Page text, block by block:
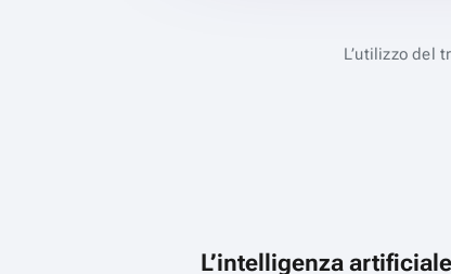
L’utilizzo del
L’intelligenza